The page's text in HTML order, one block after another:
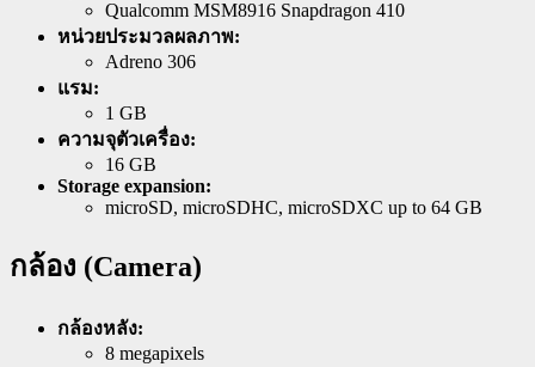
Qualcomm MSM8916 Snapdragon 410
หน่วยประมวลผลภาพ:
Adreno 306
แรม:
1 GB
ความจุตัวเครื่อง:
16 GB
Storage expansion:
microSD, microSDHC, microSDXC up to 64 GB
กล้อง (Camera)
กล้องหลัง:
8 megapixels